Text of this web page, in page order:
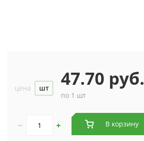
цена шт 47.70 руб.
по 1 шт
В корзину